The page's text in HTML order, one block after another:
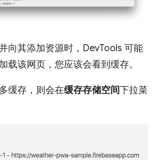
向其添加资源时，DevTools 可能
载该网页，您应该会看到缓存。
缓存，则会在缓存存储空间下拉菜